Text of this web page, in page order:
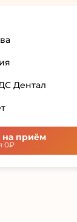
Дентал
на приём
0₽